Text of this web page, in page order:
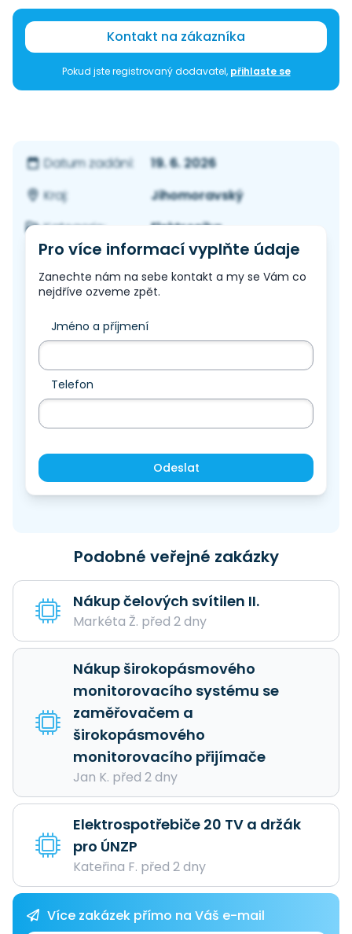
Kontakt na zákazníka
Pokud jste registrovaný dodavatel, přihlaste se
Datum zadání:
19. 6. 2026
Kraj:
Jihomoravský
Kategorie:
Elektronika
Pro více informací vyplňte údaje
Zanechte nám na sebe kontakt a my se Vám co
nejdříve ozveme zpět.
Jméno a příjmení
Telefon
Odeslat
Podobné veřejné zakázky
Nákup čelových svítilen II.
Markéta Ž. před 2 dny
Nákup širokopásmového
monitorovacího systému se
zaměřovačem a
širokopásmového
monitorovacího přijímače
Jan K. před 2 dny
Elektrospotřebiče 20 TV a držák
pro ÚNZP
Kateřina F. před 2 dny
Více zakázek přímo na Váš e-mail